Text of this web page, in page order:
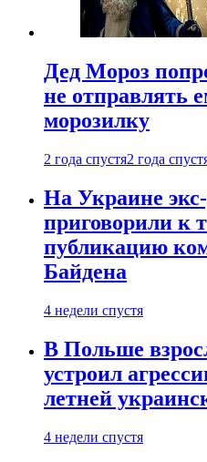
Дед Мороз
не отправлять
морозилку
2 года спустя2 года
На Украине
приговорили к
публикацию
Байдена
4 недели спустя
В Польше
устроил
летней
4 недели спустя